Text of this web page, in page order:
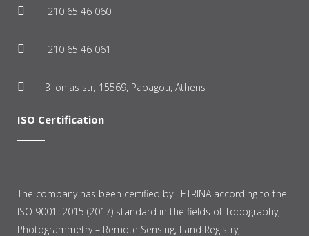
210 65 46 060
210 65 46 061
3 Ionias str, 15569, Papagou, Athens
ISO Certification
The company has been certified by LETRINA according to the
ISO 9001: 2015 (2017) standard in the fields of Topography,
Photogrammetry – Remote Sensing, Land Registry,